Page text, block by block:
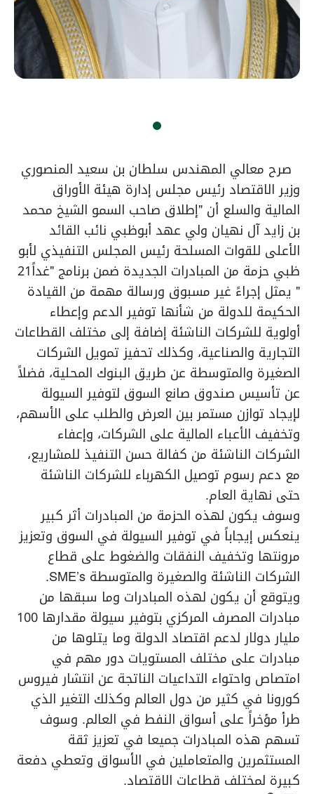
صرح معالي المهندس سلطان بن سعيد المنصوري
وزير الاقتصاد رئيس مجلس إدارة هيئة الأوراق
المالية والسلع أن "إطلاق صاحب السمو الشيخ محمد
بن زايد آل نهيان ولي عهد أبوظبي نائب القائد
الأعلى للقوات المسلحة رئيس المجلس التنفيذي لأبو
ظبي حزمة من المبادرات الجديدة ضمن برنامج "غداً21
" يمثل إجراءً غير مسبوق ورسالة مهمة من القيادة
الحكيمة للدولة من شأنها توفير الدعم وإعطاء
أولوية للشركات الناشئة إضافة إلى مختلف القطاعات
التجارية والصناعية، وكذلك تحفيز تمويل الشركات
الصغيرة والمتوسطة عن طريق البنوك المحلية، فضلاً
عن تأسيس صندوق صانع السوق لتوفير السيولة
لإيجاد توازن مستمر بين العرض والطلب على الأسهم،
وتخفيف الأعباء المالية على الشركات، وإعفاء
الشركات الناشئة من كفالة حسن التنفيذ للمشاريع،
مع دعم رسوم توصيل الكهرباء للشركات الناشئة
حتى نهاية العام.
وسوف يكون لهذه الحزمة من المبادرات أثر كبير
ينعكس إيجاباً في توفير السيولة في السوق وتعزيز
مرونتها وتخفيف النفقات والضغوط على قطاع
الشركات الناشئة والصغيرة والمتوسطة SME’s.
ويتوقع أن يكون لهذه المبادرات وما سبقها من
مبادرات المصرف المركزي بتوفير سيولة مقدارها 100
مليار دولار لدعم اقتصاد الدولة وما يتلوها من
مبادرات على مختلف المستويات دور مهم في
امتصاص واحتواء التداعيات الناتجة عن انتشار فيروس
كورونا في كثير من دول العالم وكذلك التغير الذي
طرأ مؤخراً على أسواق النفط في العالم. وسوف
تسهم هذه المبادرات جميعا في تعزيز ثقة
المستثمرين والمتعاملين في الأسواق وتعطي دفعة
كبيرة لمختلف قطاعات الاقتصاد.